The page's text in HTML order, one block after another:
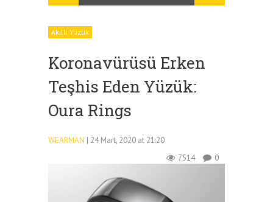
Akıllı Yüzük
Koronavürüsü Erken
Teşhis Eden Yüzük:
Oura Rings
WEARMAN | 24 Mart, 2020 at 21:20
7514
0